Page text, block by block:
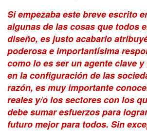
Si empezaba este breve escrito
algunas de las cosas que todos
diseño, es justo acabarlo
poderosa e importantísima
como lo es ser un agente clave
en la configuración de las
razón, es muy importante
reales y/o los sectores con los
debe sumar esfuerzos para
futuro mejor para todos. Sin